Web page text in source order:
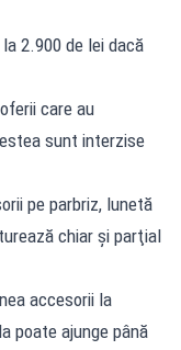
2.900 de lei dacă
care au
sunt interzise
pe parbriz, lunetă
chiar şi parţial
accesorii la
poate ajunge până